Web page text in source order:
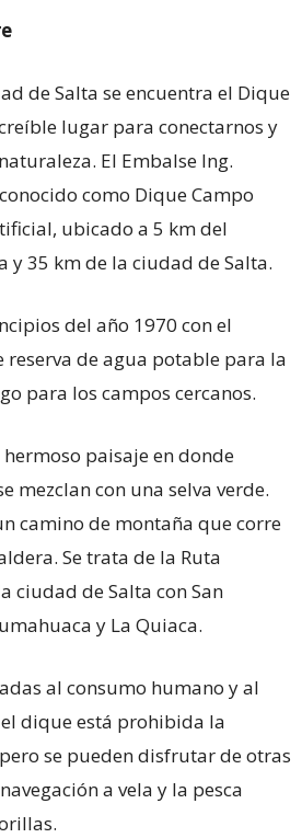
de Salta se encuentra el Dique
lugar para conectarnos y
El Embalse Ing.
como Dique Campo
ubicado a 5 km del
y 35 km de la ciudad de Salta.
del año 1970 con el
de agua potable para la
para los campos cercanos.
paisaje en donde
mezclan con una selva verde.
camino de montaña que corre
Se trata de la Ruta
ciudad de Salta con San
y La Quiaca.
al consumo humano y al
dique está prohibida la
se pueden disfrutar de otras
a vela y la pesca